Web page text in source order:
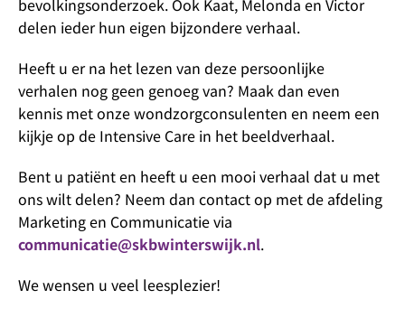
delen ieder hun eigen bijzondere verhaal.
Heeft u er na het lezen van deze persoonlijke
verhalen nog geen genoeg van? Maak dan even
kennis met onze wondzorgconsulenten en neem een
kijkje op de Intensive Care in het beeldverhaal.
Bent u patiënt en heeft u een mooi verhaal dat u met
ons wilt delen? Neem dan contact op met de afdeling
Marketing en Communicatie via
communicatie@skbwinterswijk.nl.
We wensen u veel leesplezier!